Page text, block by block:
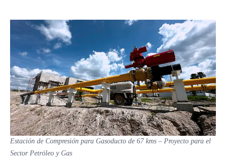
Estación de Compresión para Gasoducto de 67 kms – Proyecto para el
Sector Petróleo y Gas